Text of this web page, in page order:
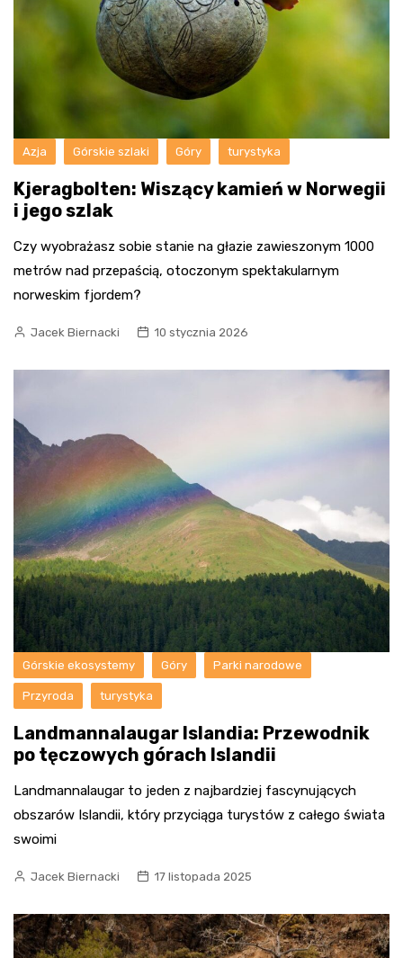
Azja Górskie szlaki Góry turystyka
Kjeragbolten: Wiszący kamień w Norwegii
i jego szlak
Czy wyobrażasz sobie stanie na głazie zawieszonym 1000
metrów nad przepaścią, otoczonym spektakularnym
norweskim fjordem?
Jacek Biernacki 10 stycznia 2026
Górskie ekosystemy Góry Parki narodowe
Przyroda turystyka
Landmannalaugar Islandia: Przewodnik
po tęczowych górach Islandii
Landmannalaugar to jeden z najbardziej fascynujących
obszarów Islandii, który przyciąga turystów z całego świata
swoimi
Jacek Biernacki 17 listopada 2025